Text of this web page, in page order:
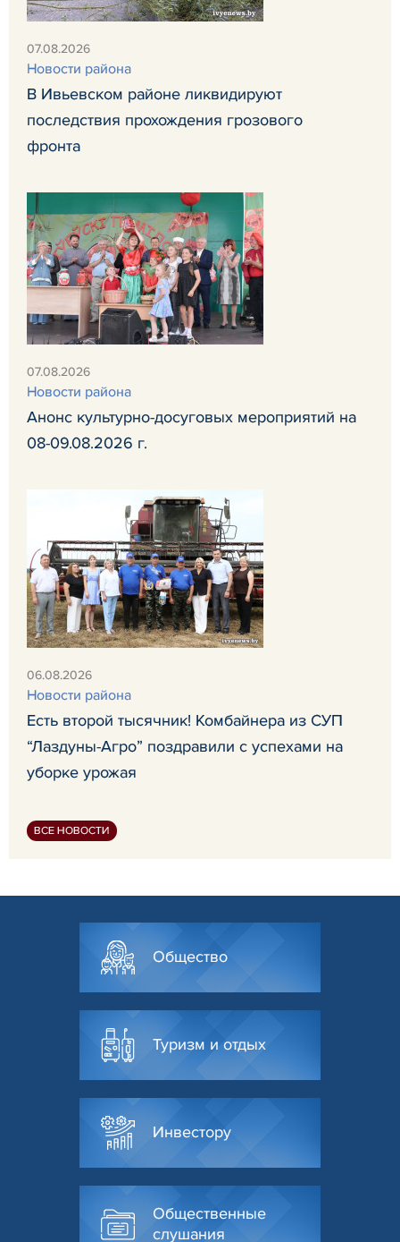
07.08.2026
Новости района
В Ивьевском районе ликвидируют
последствия прохождения грозового
фронта
07.08.2026
Новости района
Анонс культурно-досуговых мероприятий на
08-09.08.2026 г.
06.08.2026
Новости района
Есть второй тысячник! Комбайнера из СУП
“Лаздуны-Агро” поздравили с успехами на
уборке урожая
ВСЕ НОВОСТИ
Общество
Туризм и отдых
Инвестору
Общественные
слушания